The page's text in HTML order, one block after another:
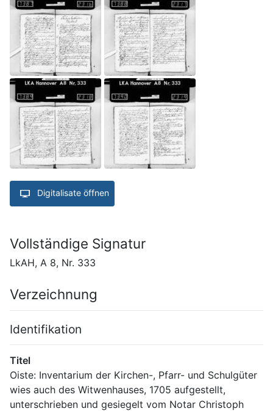
Digitalisate öffnen
Vollständige Signatur
LkAH, A 8, Nr. 333
Verzeichnung
Identifikation
Titel
Oiste: Inventarium der Kirchen-, Pfarr- und Schulgüter
wies auch des Witwenhauses, 1705 aufgestellt,
unterschrieben und gesiegelt vom Notar Christoph